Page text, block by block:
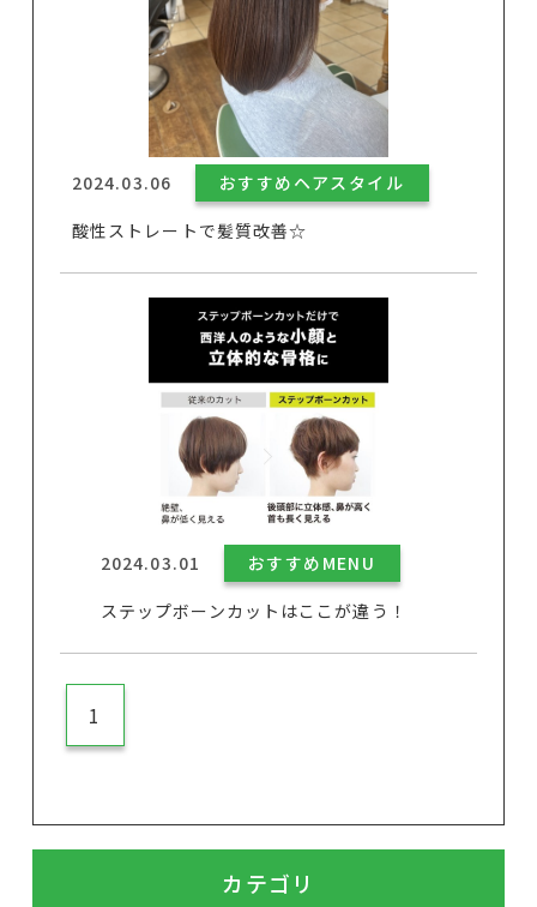
2024.03.06
おすすめヘアスタイル
酸性ストレートで髪質改善☆
2024.03.01
おすすめMENU
ステップボーンカットはここが違う！
1
カテゴリ